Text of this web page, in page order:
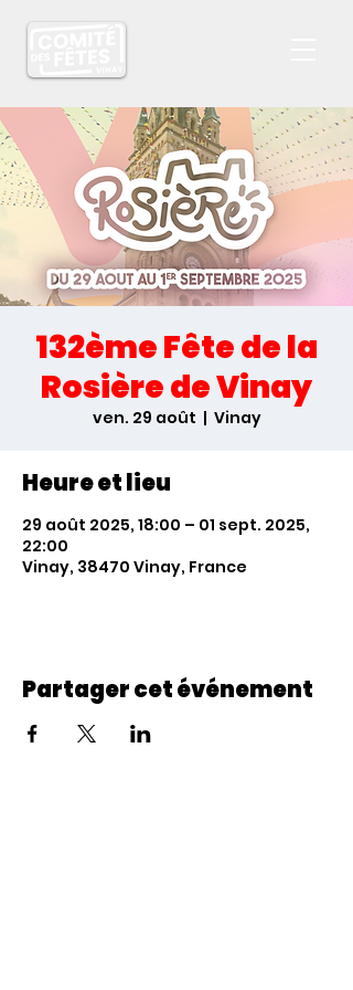
132ème Fête de la
Rosière de Vinay
ven. 29 août
  |
Vinay
Heure et lieu
29 août 2025, 18:00 – 01 sept. 2025,
22:00
Vinay, 38470 Vinay, France
Partager cet événement